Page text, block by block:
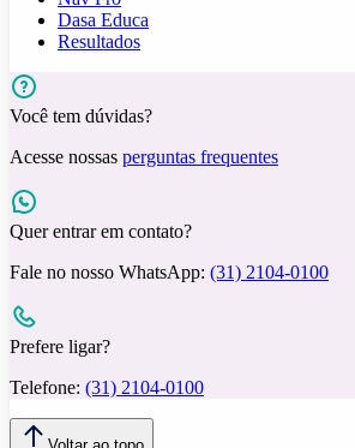
Dasa Educa
Resultados
Você tem dúvidas?
Acesse nossas perguntas frequentes
Quer entrar em contato?
Fale no nosso WhatsApp: (31) 2104-0100
Prefere ligar?
Telefone: (31) 2104-0100